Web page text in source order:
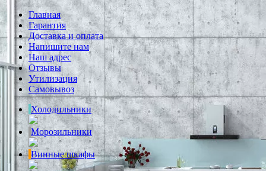
Главная
Гарантия
Доставка и оплата
Напишите нам
Наш адрес
Отзывы
Утилизация
Самовывоз
Холодильники
Морозильники
Винные шкафы